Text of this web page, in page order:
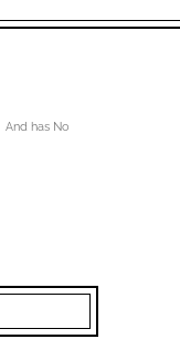
And has No